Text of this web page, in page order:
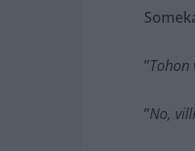
”Tohon
”No,